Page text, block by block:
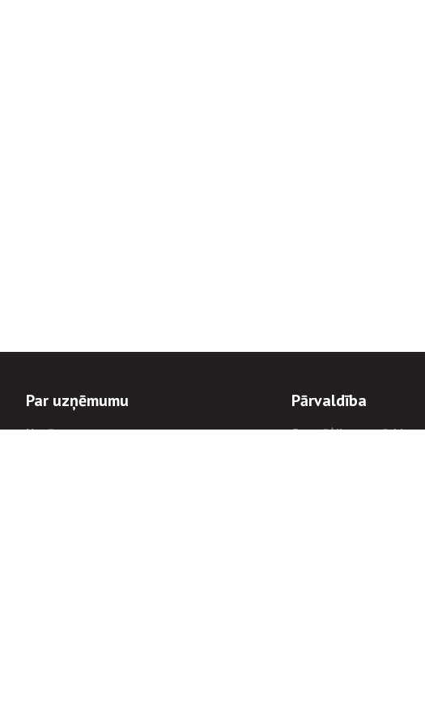
Par uzņēmumu
Uzņēmums
Pārvaldība
Stratēģija un mērķi